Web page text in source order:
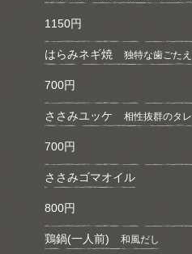
1150円
はらみネギ焼独特な歯ごたえ
700円
ささみユッケ相性抜群のタレ
700円
ささみゴマオイル
800円
鶏鍋(一人前)和風だし